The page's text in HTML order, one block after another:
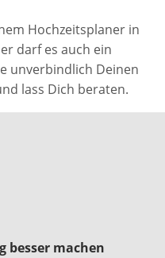
Hochzeitsplaner in
darf es auch ein
unverbindlich Deinen
lass Dich beraten.
besser machen